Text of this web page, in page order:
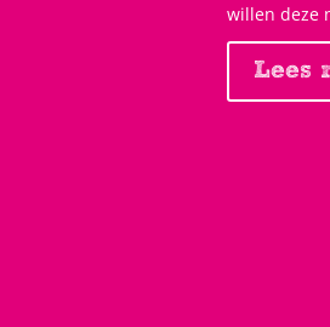
willen deze
Lees